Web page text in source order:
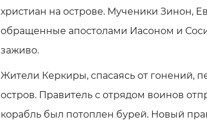
христиан на острове. Мученики Зинон,
обращенные апостолами Иасоном и
заживо.
Жители Керкиры, спасаясь от гонений,
остров. Правитель с отрядом воинов
корабль был потоплен бурей. Новый